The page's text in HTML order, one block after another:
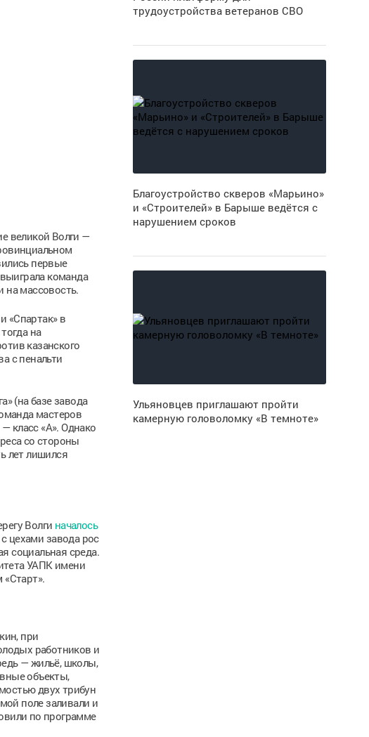
великой Волги —
первые
команда
на массовость.
«Спартак» в
на
казанского
с пенальти
(на базе завода
мастеров
класс «А». Однако
со стороны
лет лишился
Волги началось
цехами завода рос
социальная среда.
УАПК имени
при
работников и
— жильё, школы,
объекты,
двух трибун
поле заливали и
по программе
трудоустройства ветеранов СВО
Благоустройство скверов «Марьино»
и «Строителей» в Барыше ведётся с
нарушением сроков
Ульяновцев приглашают пройти
камерную головоломку «В темноте»